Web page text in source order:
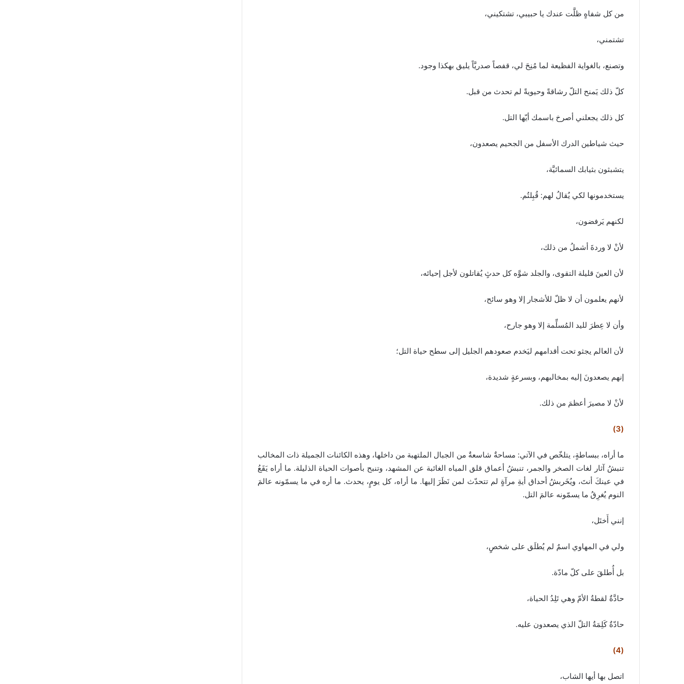
من كل شفاهٍ ظلَّت عندك يا حبيبي، تشتكيني،
تشتمني،
وتصنع، بالغواية الفظيعة لما مُنِحَ لي، قفصاً صدريَّاً يليق بهكذا وجود.
كلّ ذلك يَمنح التلّ رشاقةً وحيويةً لم تحدث من قبل.
كل ذلك يجعلني أصرخ باسمك أيّها التل.
حيث شياطين الدرك الأسفل من الجحيم يصعدون،
يتشبثون بثيابك السمائيَّة،
يستخدمونها لكي يُقالُ لهم: قُبِلتُم.
لكنهم يَرفضون،
لأنْ لا وردةَ أشملُ من ذلك،
لأن العينَ قليلة التقوى، والجلد شوَّه كل حدثٍ يُقاتلون لأجل إحيائه،
لأنهم يعلمون أن لا ظلّ للأشجار إلا وهو سائح،
وأن لا عِطرَ لليد المُسلِّمة إلا وهو جارح،
لأن العالم يجثو تحت أقدامهم ليَخدم صعودهم الجليل إلى سطح حياة التل؛
إنهم يصعدونَ إليه بمخالبهم، وبسرعةٍ شديدة،
لأنْ لا مصيرَ أعظمَ من ذلك.
(3)
ما أراه، ببساطةٍ، يتلخّص في الآتي: مساحةٌ شاسعةٌ من الجبال الملتهبة من داخلها، وهذه الكائنات الجميلة ذات المخالب
تنبشُ آثار لغات الصخر والجمر، تنبشُ أعماق قلق المياه الغائبة عن المشهد، وتنبح بأصوات الحياة الذليلة. ما أراه يَقَعُ
في عينكَ أنتَ، ويُخَربشُ أحداق أيةِ مرآةٍ لم تتحدّث لمن نَظَرَ إليها. ما أراه، كل يومٍ، يحدث. ما أره في ما يسمّونه عالمَ
النوم يُغرِقُ ما يسمّونه عالمَ التل.
إنني أَختَل،
ولي في المهاوي اسمٌ لم يُطلَق على شخصٍ،
بل أُطلقَ على كلّ مادّة.
حادَّةٌ لقطةُ الأمّ وهي تَلِدُ الحياة،
حادّةٌ كَلِمَةُ التلّ الذي يصعدون عليه.
(4)
اتصل بها أيها الشاب،